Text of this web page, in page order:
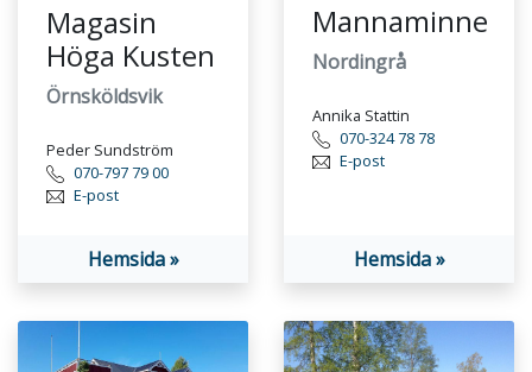
Magasin
Höga Kusten
Örnsköldsvik
Peder Sundström
070-797 79 00
E-post
Hemsida »
Mannaminne
Nordingrå
Annika Stattin
070-324 78 78
E-post
Hemsida »